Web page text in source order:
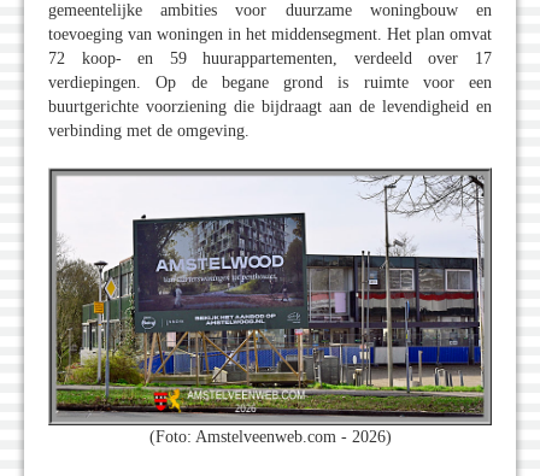
gemeentelijke ambities voor duurzame woningbouw en
toevoeging van woningen in het middensegment. Het plan omvat
72 koop- en 59 huurappartementen, verdeeld over 17
verdiepingen. Op de begane grond is ruimte voor een
buurtgerichte voorziening die bijdraagt aan de levendigheid en
verbinding met de omgeving.
(Foto: Amstelveenweb.com - 2026)